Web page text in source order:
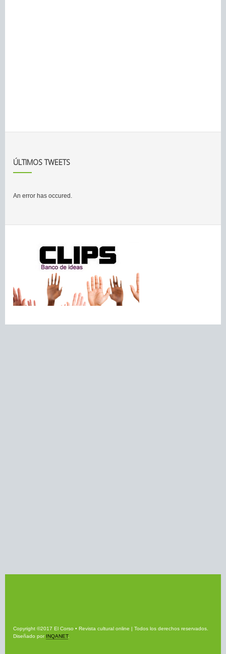
ÚLTIMOS TWEETS
An error has occured.
Copyright ©2017 El Corso • Revista cultural online | Todos los derechos reservados.
Diseñado por INQANET.